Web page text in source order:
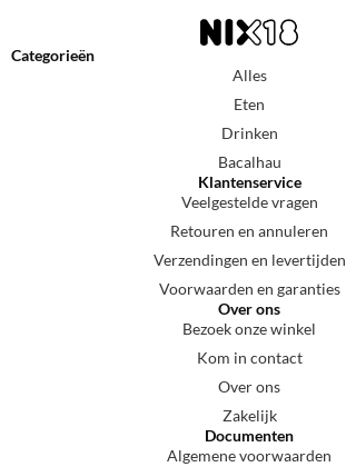
Categorieën
Alles
Eten
Drinken
Bacalhau
Klantenservice
Veelgestelde vragen
Retouren en annuleren
Verzendingen en levertijden
Voorwaarden en garanties
Over ons
Bezoek onze winkel
Kom in contact
Over ons
Zakelijk
Documenten
Algemene voorwaarden